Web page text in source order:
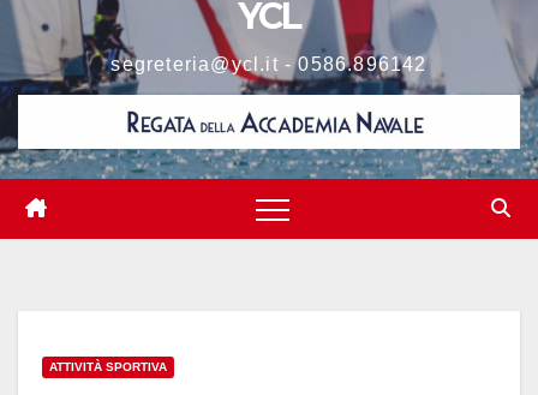
YCL
segreteria@ycl.it - 0586.896142
ATTIVITÀ SPORTIVA